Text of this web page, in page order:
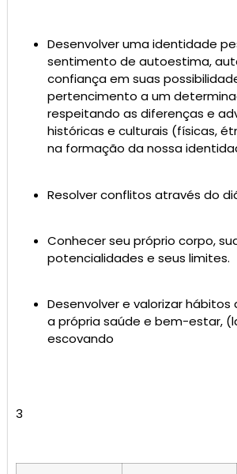
Desenvolver uma identidade
sentimento de autoestima,
confiança em suas
pertencimento a um
respeitando as diferenças e
históricas e culturais (físicas,
na formação da nossa
Resolver conflitos através do
Conhecer seu próprio corpo,
potencialidades e seus limites.
Desenvolver e valorizar
a própria saúde e bem-estar,
escovando
3